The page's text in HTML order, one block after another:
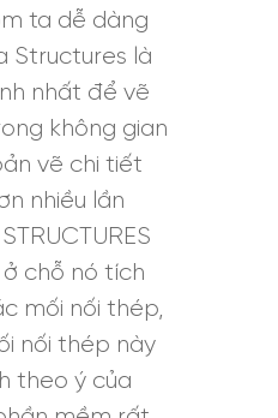
ta dễ dàng
Structures là
nhất để vẽ
không gian
vẽ chi tiết
nhiều lần
chỗ nó tích
mối nối thép,
nối thép này
theo ý của